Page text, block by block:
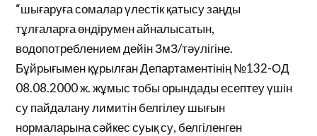
“шығаруға сомалар үлестік қатысу заңды
тұлғаларға өндірумен айналысатын,
водопотреблением дейін ЗмЗ/тәулігіне.
Бұйрығымен құрылған Департаментінің №132-ОД
08.08.2000 ж. жұмыс тобы орындады есептеу үшін
су пайдалану лимитін белгілеу шығын
нормаларына сәйкес суық су, белгіленген